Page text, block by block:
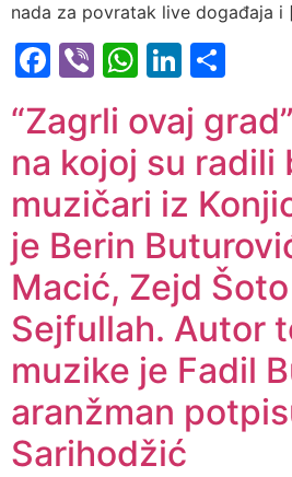
nada za povratak live događaja i
Facebook
ViberWhatsApp
“Zagrli ovaj
na kojoj su radili
muzičari iz
je Berin
Macić, Zejd
Sejfullah. Autor
muzike je Fadil
aranžman
Sarihodžić